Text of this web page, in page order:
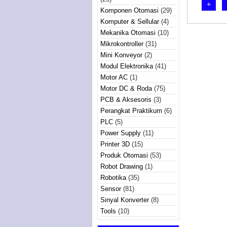
Komponen Otomasi (29)
Komputer & Sellular(4)
Mekanika Otomasi (10)
Mikrokontroller(31)
Mini Konveyor(2)
Modul Elektronika(41)
Motor AC (1)
Motor DC & Roda(75)
PCB & Aksesoris (3)
Perangkat Praktikum (6)
PLC (5)
Power Supply (11)
Printer 3D (15)
Produk Otomasi (53)
Robot Drawing (1)
Robotika(35)
Sensor(81)
Sinyal Konverter(8)
Tools (10)
+